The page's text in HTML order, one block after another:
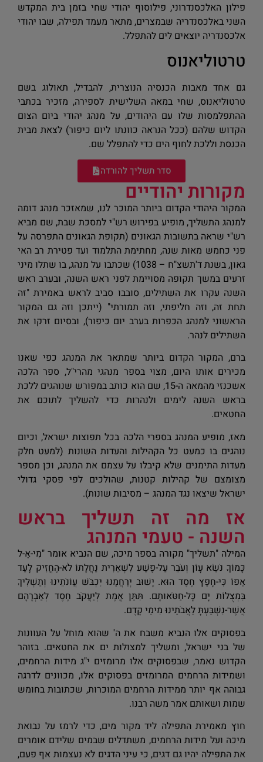
פילון האלכסנדרוני, פילוסוף יהודי שחי בזמן בית המקדש
השני באלכסנדריה שבמצרים, מתאר מעמד תפילה, שבו יהודי
אלכסנדריה יוצאים לים להתפלל.
טרטוליאנוס
גם אחד מאבות הכנסיה הנוצרית, להבדיל, תאולוג בשם
טרטוליאנוס, שחי במאה השלישית לספירה, מזכיר בכתבי
ההתפלמסות שלו עם היהודים, על מנהג יהודי ביום הצום
הקדוש שלהם (ככל הנראה כוונתו ליום כיפור) לצאת מבית
הכנסת וללכת לחוף הים כדי להתפלל שם.
סדר תשליך להורדה
מקורות יהודיים
המקור היהודי הקדום ביותר המוכר לנו, שמאזכר מנהג דומה
למנהג התשליך, מופיע בפירוש רש"י למסכת שבת, שם מביא
רש"י שראה בתשובות הגאונים (תקופת הגאונים התפרסה על
פני כחמש מאות שנה, מחתימת התלמוד ועד פטירת רב האי
גאון, בשנת ד'תשצ"ח – 1038) שכתבו על מנהג, בו שתלו מיני
זרעים במשך תקופה מסויימת לפני ראש השנה, ובערב ראש
השנה עקרו את השתילים, סובבו סביב לראש באמירת "זה
תחת זה, וזה חליפתי, וזה תמורתי" (ייתכן וזה גם המקור
הראשוני למנהג הכפרות בערב יום כיפור), ובסיום זרקו את
השתילים לנהר.
ברם, המקור הקדום ביותר שמתאר את המנהג כפי שאנו
מכירים אותו היום, מצוי בספר מנהגי מהרי"ל, ספר הלכה
אשכנזי מהמאה ה-15, שם הוא כותב במפורש שנוהגים ללכת
בראש השנה לימים ולנהרות כדי להשליך לתוכם את
החטאים.
מאז, מופיע המנהג בספרי הלכה בכל תפוצות ישראל, וכיום
נוהגים בו כמעט כל הקהילות והעדות השונות (למעט חלק
מעדות התימנים שלא קיבלו על עצמם את המנהג, וכן מספר
מצומצם של קהילות קטנות, שהולכים לפי פסקי גדולי
ישראל שיצאו נגד המנהג – מסיבות שונות).
אז מה זה תשליך בראש
השנה - טעמי המנהג
המילה "תשליך" מקורה בספר מיכה, שם הנביא אומר "מִי-אֵ-ל
כָּמוֹךָ נֹשֵׂא עָו‍ֹן וְעֹבֵר עַל-פֶּשַׁע לִשְׁאֵרִית נַחֲלָתוֹ לֹא-הֶחֱזִיק לָעַד
אַפּוֹ כִּי-חָפֵץ חֶסֶד הוּא. יָשׁוּב יְרַחֲמֵנוּ יִכְבֹּשׁ עֲו‍ֹנֹתֵינוּ וְתַשְׁלִיךְ
בִּמְצֻלוֹת יָם כָּל-חַטֹּאותָם. תִּתֵּן אֱמֶת לְיַעֲקֹב חֶסֶד לְאַבְרָהָם
אֲשֶׁר-נִשְׁבַּעְתָּ לַאֲבֹתֵינוּ מִימֵי קֶדֶם.
בפסוקים אלו הנביא משבח את ה' שהוא מוחל על העוונות
של בני ישראל, ומשליך למצולות ים את החטאים. בזוהר
הקדוש נאמר, שבפסוקים אלו מרומזים י"ג מידות הרחמים,
ושמידות הרחמים המרומזים בפסוקים אלו, מכוונים לדרגה
גבוהה אף יותר ממידות הרחמים המוכרות, שכתובות בחומש
שמות ושאותם אמר משה רבנו.
חוץ מאמירת התפילה ליד מקור מים, כדי לרמז על נבואת
מיכה ועל מידות הרחמים, משתדלים שבמים שלידם אומרים
את התפילה יהיו גם דגים, כי עיני הדגים לא נעצמות אף פעם,